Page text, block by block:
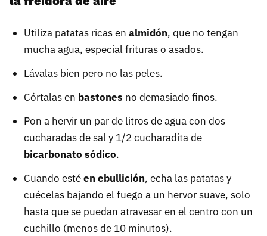
Utiliza patatas ricas en almidón, que no tengan
mucha agua, especial frituras o asados.
Lávalas bien pero no las peles.
Córtalas en bastones no demasiado finos.
Pon a hervir un par de litros de agua con dos
cucharadas de sal y 1/2 cucharadita de
bicarbonato sódico.
Cuando estéen ebullición, echa las patatas y
cuécelas bajando el fuego a un hervor suave, solo
hasta que se puedan atravesar en el centro con un
cuchillo (menos de 10 minutos).